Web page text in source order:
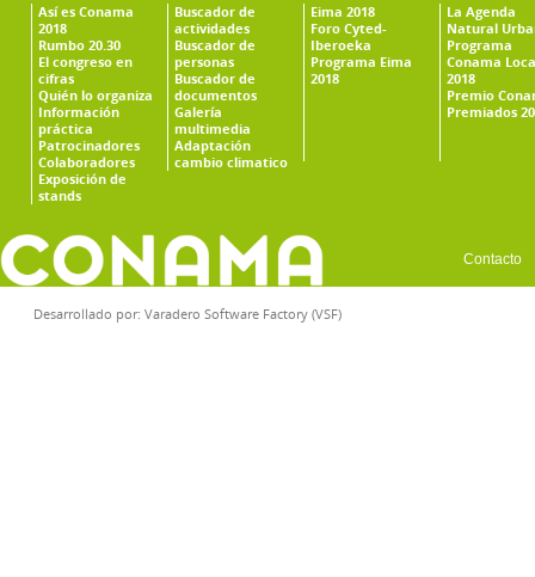
Así es Conama
2018
Rumbo 20.30
El congreso en
cifras
Quién lo organiza
Información
práctica
Patrocinadores
Colaboradores
Exposición de
stands
Buscador de
actividades
Buscador de
personas
Buscador de
documentos
Galería
multimedia
Adaptación
cambio climatico
Eima 2018
Foro Cyted-
Iberoeka
Programa Eima
2018
La Agenda
Natural
Programa
Conama
2018
Premio
Premiados
Contacto
Desarrollado por: Varadero Software Factory (VSF)